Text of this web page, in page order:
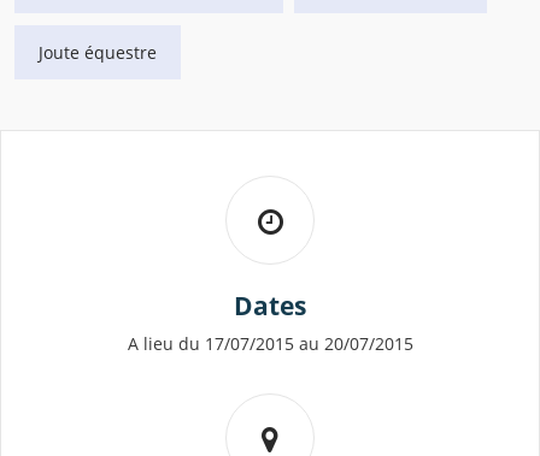
Joute équestre
Dates
A lieu du 17/07/2015 au 20/07/2015